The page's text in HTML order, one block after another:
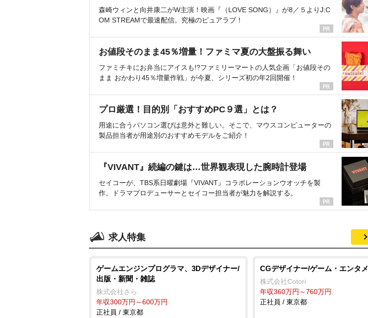
森崎ウィンと向井康二がW主演！映画『（LOVE SONG）』が8／５よりJ:C
OM STREAMで最速配信。究極のピュアラブ！
お値段そのまま45％増量！ファミマ夏の大盤振る舞い
ファミチキにお弁当にアイスも!?ファミリーマートの人気企画「お値段その
まま おかわり45％増量作戦」が今夏、シリーズ初の年2回開催！
プロ厳選！目的別「おすすめPC９選」とは？
用途に合うパソコン選びは意外と難しい。そこで、マウスコンピューターの
製品担当者が用途別のおすすめモデルをご紹介！
『VIVANT』続編の鍵は…世界観表現した腕時計登場
セイコーが、TBS系日曜劇場『VIVANT』コラボレーションウオッチを製
作。ドラマプロデューサーとセイコー担当者が魅力を解説する。
求人特集
ゲームエンジンプログラマ、3Dデザイナー/
出版・新聞・雑誌
株式会社さら
年収300万円～600万円
正社員 / 東京都
CGデザイナー/ゲーム・エンタメ
株式会社Cotori
年収360万円～760万円
正社員 / 東京都